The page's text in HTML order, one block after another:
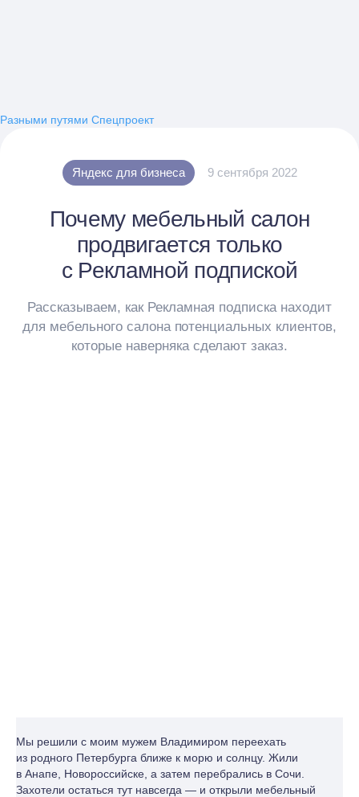
Разными путями Спецпроект
Яндекс для бизнеса 9 сентября 2022
Почему мебельный салон
продвигается только
с Рекламной подпиской
Рассказываем, как Рекламная подписка находит
для мебельного салона потенциальных клиентов,
которые наверняка сделают заказ.
Мы решили с моим мужем Владимиром переехать
из родного Петербурга ближе к морю и солнцу. Жили
в Анапе, Новороссийске, а затем перебрались в Сочи.
Захотели остаться тут навсегда — и открыли мебельный